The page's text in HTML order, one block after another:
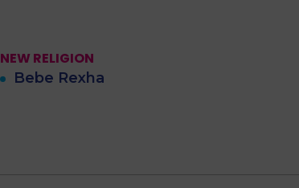
NEW RELIGION
Bebe Rexha